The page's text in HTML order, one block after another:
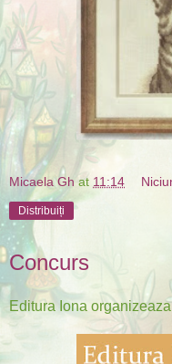
Micaela Gh at 11:14
Distribuiți
Concurs
Editura Iona